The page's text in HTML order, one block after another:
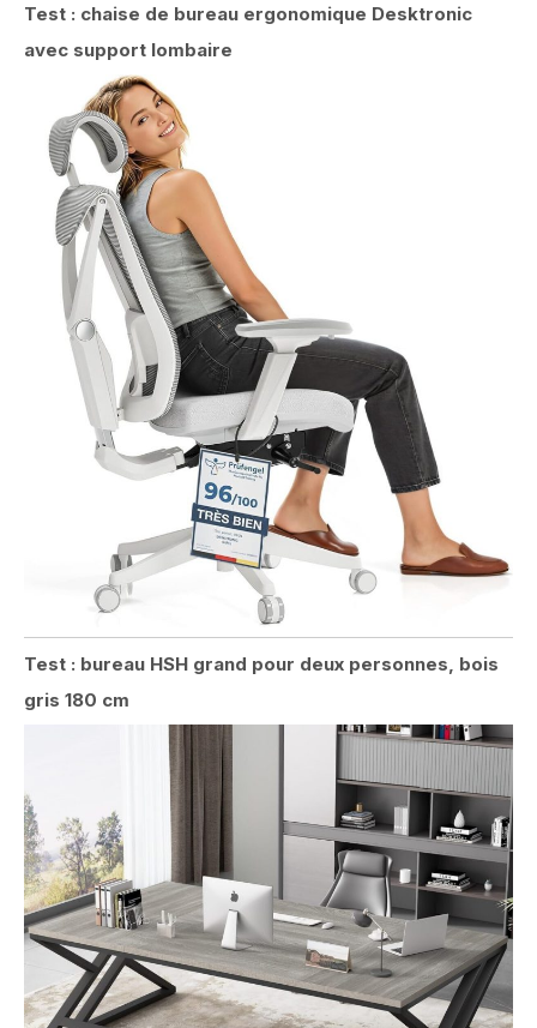
Test : chaise de bureau ergonomique Desktronic
avec support lombaire
Test : bureau HSH grand pour deux personnes, bois
gris 180 cm